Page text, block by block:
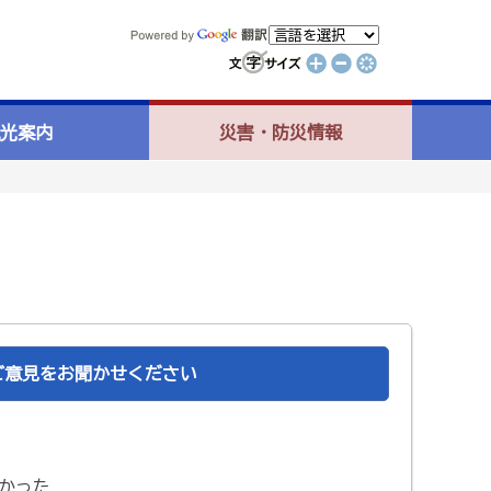
案内 災害・防災情報
見をお聞かせください
った